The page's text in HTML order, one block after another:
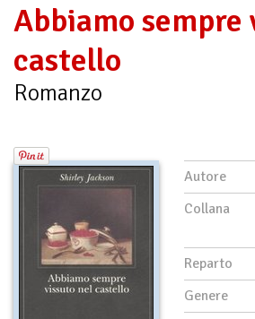
Abbiamo sempre
castello
Romanzo
Autore
Collana
Reparto
Genere